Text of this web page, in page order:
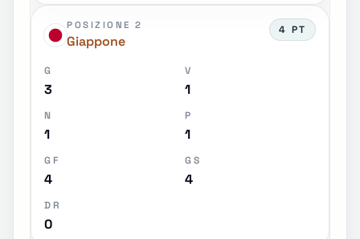
POSIZIONE 2
Giappone
4 PT
G
3
V
1
N
1
P
1
GF
4
GS
4
DR
0